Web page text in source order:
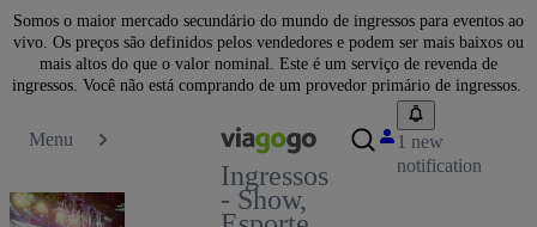
Somos o maior mercado secundário do mundo de ingressos para eventos ao
vivo. Os preços são definidos pelos vendedores e podem ser mais baixos ou
mais altos do que o valor nominal. Este é um serviço de revenda de
ingressos. Você não está comprando de um provedor primário de ingressos.
Menu
Ingressos
- Show,
1 new
notification